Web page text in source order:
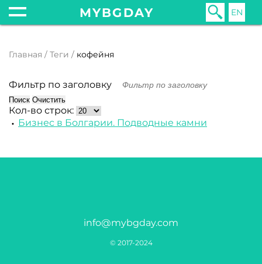
MYBGDAY EN
Главная Теги кофейня
Фильтр по заголовку
Поиск Очистить
Кол-во строк:
Бизнес в Болгарии. Подводные камни
info@mybgday.com
© 2017-2024